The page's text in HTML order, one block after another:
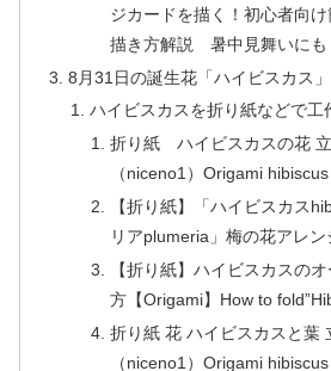
ジカードを描く！初心者向
描き方解説 暑中見舞いにも
8月31日の誕生花「ハイビスカス」
ハイビスカスを折り紙などで工
折り紙 ハイビスカスの花
（niceno1）Origami
【折り紙】「ハイビスカス
リアplumeria」梅の花アレ
【折り紙】ハイビスカスの
方【Origami】How to
折り紙 花 ハイビスカスと葉
（niceno1）Origami